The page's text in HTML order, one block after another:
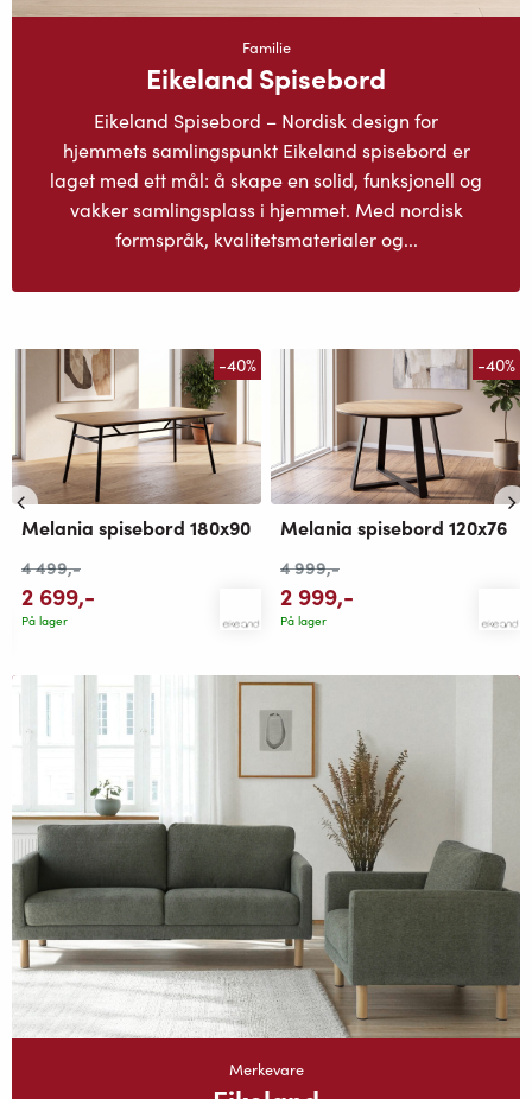
Familie
Eikeland Spisebord
Eikeland Spisebord – Nordisk design for
hjemmets samlingspunkt Eikeland spisebord er
laget med ett mål: å skape en solid, funksjonell og
vakker samlingsplass i hjemmet. Med nordisk
formspråk, kvalitetsmaterialer og...
-40%
Melania spisebord 180x90
4 499,-
2 699,-
På lager
-40%
Melania spisebord 120x76
4 999,-
2 999,-
På lager
Merkevare